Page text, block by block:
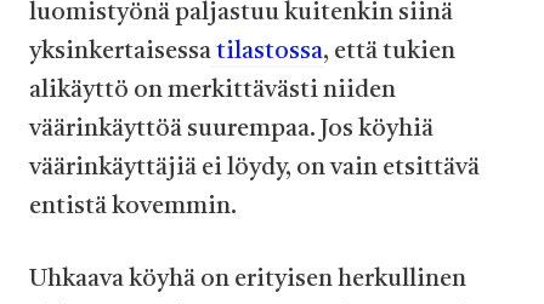
luomistyönä paljastuu kuitenkin siinä
yksinkertaisessa tilastossa, että tukien
alikäyttö on merkittävästi niiden
väärinkäyttöä suurempaa. Jos köyhiä
väärinkäyttäjiä ei löydy, on vain etsittävä
entistä kovemmin.
Uhkaava köyhä on erityisen herkullinen